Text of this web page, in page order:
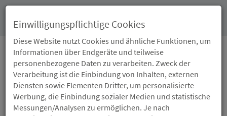
15.12.2025
ISB SPENDET 2.500
EURO AN KLEINE
Einwilligungspflichtige Cookies
Diese Website nutzt Cookies und ähnliche Funktionen, um
Informationen über Endgeräte und teilweise
personenbezogene Daten zu verarbeiten. Zweck der
Verarbeitung ist die Einbindung von Inhalten, externen
Diensten sowie Elementen Dritter, um personalisierte
Werbung, die Einbindung sozialer Medien und statistische
Messungen/Analysen zu ermöglichen. Je nach